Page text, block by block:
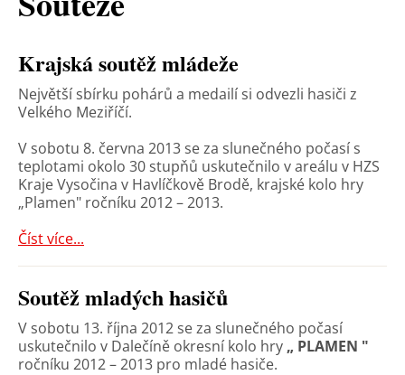
Krajská soutěž mládeže
Největší sbírku pohárů a medailí si odvezli hasiči z
Velkého Meziříčí.
V sobotu 8. června 2013 se za slunečného počasí s
teplotami okolo 30 stupňů uskutečnilo v areálu v HZS
Kraje Vysočina v Havlíčkově Brodě, krajské kolo hry
„Plamen" ročníku 2012 – 2013.
Číst více...
Soutěž mladých hasičů
V sobotu 13. října 2012 se za slunečného počasí
uskutečnilo v Dalečíně okresní kolo hry „ PLAMEN "
ročníku 2012 – 2013 pro mladé hasiče.